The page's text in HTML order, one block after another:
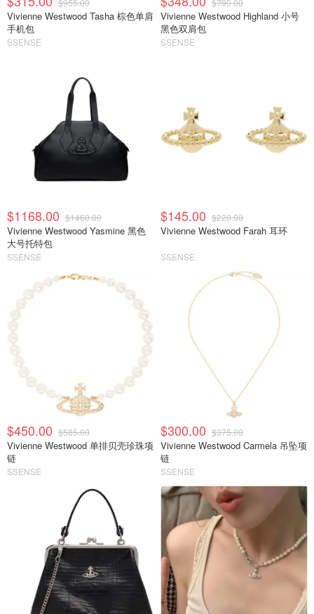
$955.00
Vivienne Westwood Tasha 棕色单肩
手机包
SSENSE
$790.00
Vivienne Westwood Highland 小号
黑色双肩包
SSENSE
$1168.00 $1460.00
Vivienne Westwood Yasmine 黑色
大号托特包
SSENSE
$145.00 $220.00
Vivienne Westwood Farah 耳环
SSENSE
$450.00 $585.00
Vivienne Westwood 单排贝壳珍珠项
链
SSENSE
$300.00 $375.00
Vivienne Westwood Carmela 吊坠项
链
SSENSE